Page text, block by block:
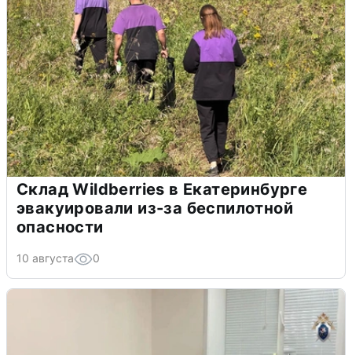
Склад Wildberries в Екатеринбурге
эвакуировали из-за беспилотной
опасности
10 августа 0